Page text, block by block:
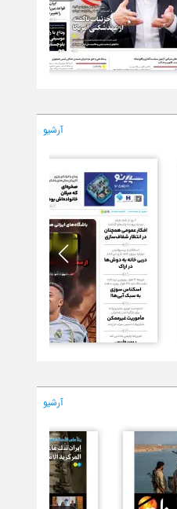
آرشیو
آرشیو